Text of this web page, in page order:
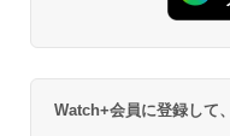
Watch+会員に登録して